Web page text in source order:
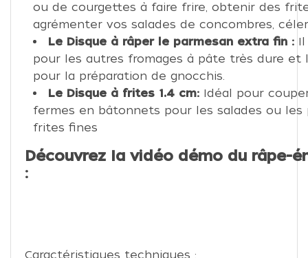
ou de courgettes à faire frire, obtenir des
agrémenter vos salades de concombres,
Le Disque à râper le parmesan extra fin :
pour les autres fromages à pâte très dure et
pour la préparation de gnocchis.
Le Disque à frites 1.4 cm: Idéal pour
fermes en bâtonnets pour les salades ou
frites fines
Découvrez la vidéo démo du râpe-
:
Caractéristiques techniques :